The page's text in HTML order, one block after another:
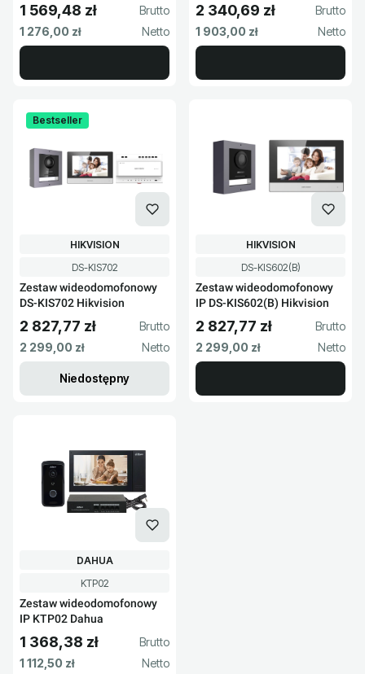
Cena brutto
1 569,48 zł
Cena netto
1 276,00 zł
Cena brutto
2 340,69 zł
Cena netto
1 903,00 zł
Bestseller
Kod produktu
DS-KIS702
Zestaw wideodomofonowy
DS-KIS702 Hikvision
PRODUCENT
HIKVISION
Cena brutto
2 827,77 zł
Cena netto
2 299,00 zł
Niedostępny
Kod produktu
DS-KIS602(B)
Zestaw wideodomofonowy
IP DS-KIS602(B) Hikvision
PRODUCENT
HIKVISION
Cena brutto
2 827,77 zł
Cena netto
2 299,00 zł
Kod produktu
KTP02
Zestaw wideodomofonowy
IP KTP02 Dahua
PRODUCENT
DAHUA
Cena brutto
1 368,38 zł
Cena netto
1 112,50 zł